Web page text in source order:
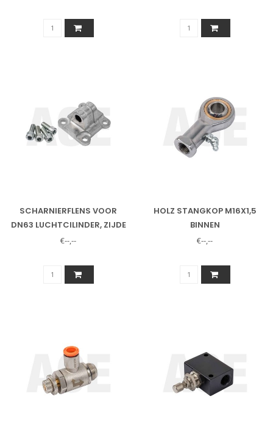
SCHARNIERFLENS VOOR
DN63 LUCHTCILINDER, ZIJDE
ZONDER PEN
€--,--
HOLZ STANGKOP M16X1,5
BINNEN
€--,--